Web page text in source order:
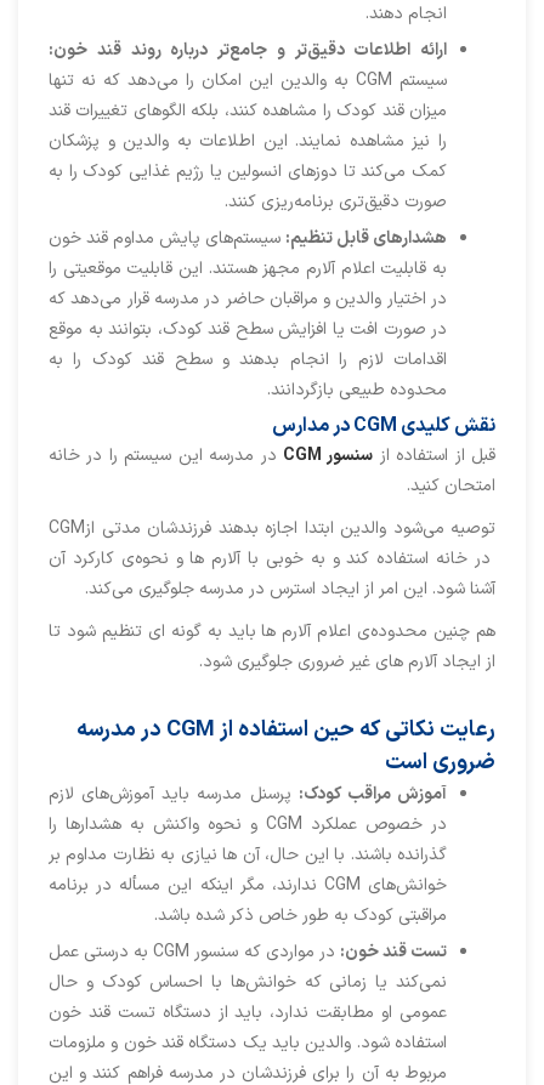
انجام دهند.
ارائه اطلاعات دقیق‌تر و جامع‌تر درباره روند قند خون:
سیستم CGM به والدین این امکان را می‌دهد که نه تنها
میزان قند کودک را مشاهده کنند، بلکه الگوهای تغییرات قند
را نیز مشاهده نمایند. این اطلاعات به والدین و پزشکان
کمک می‌کند تا دوزهای انسولین یا رژیم غذایی کودک را به
صورت دقیق‌تری برنامه‌ریزی کنند.
هشدارهای قابل تنظیم: سیستم‌های پایش مداوم قند خون
به قابلیت اعلام آلارم مجهز هستند. این قابلیت موقعیتی را
در اختیار والدین و مراقبان حاضر در مدرسه قرار می‌دهد که
در صورت افت یا افزایش سطح قند کودک، بتوانند به موقع
اقدامات لازم را انجام بدهند و سطح قند کودک را به
محدوده طبیعی بازگردانند.
نقش کلیدی CGM در مدارس
قبل از استفاده از سنسور CGM
در مدرسه این سیستم را در خانه
امتحان کنید.
توصیه می‌شود والدین ابتدا اجازه بدهند فرزندشان مدتی ازCGM
در خانه استفاده کند و به خوبی با آلارم ها و نحوه‌ی کارکرد آن
آشنا شود. این امر از ایجاد استرس در مدرسه جلوگیری می‌کند.
هم چنین محدوده‌ی اعلام آلارم ها باید به گونه ای تنظیم شود تا
از ایجاد آلارم های غیر ضروری جلوگیری شود.
رعایت نکاتی که حین استفاده از CGM در مدرسه
ضروری است
آموزش مراقب کودک: پرسنل مدرسه باید آموزش‌های لازم
در خصوص عملکرد CGM و نحوه واکنش به هشدارها را
گذرانده باشند. با این حال، آن ها نیازی به نظارت مداوم بر
خوانش‌های CGM ندارند، مگر اینکه این مسأله در برنامه
مراقبتی کودک به طور خاص ذکر شده باشد.
تست قند خون:
در مواردی که سنسور CGM به درستی عمل
نمی‌کند یا زمانی که خوانش‌ها با احساس کودک و حال
عمومی او مطابقت ندارد، باید از دستگاه تست قند خون
استفاده شود. والدین باید یک دستگاه قند خون و ملزومات
مربوط به آن را برای فرزندشان در مدرسه فراهم کنند و این